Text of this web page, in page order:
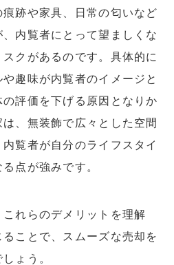
跡や家具、日常の匂いなど
内覧者にとって望ましくな
クがあるのです。具体的に
趣味が内覧者のイメージと
評価を下げる原因となりか
、無装飾で広々とした空間
覧者が自分のライフスタイ
点が強みです。
れらのデメリットを理解
ことで、スムーズな売却を
ょう。